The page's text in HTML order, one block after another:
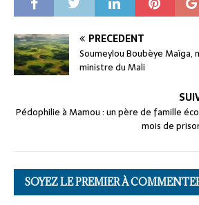
PRÉCÉDENT
Soumeylou Boubèye Maïga,
ministre du Mali
Pédophilie à Mamou : un père de famille
mois de
SOYEZ LE PREMIER À